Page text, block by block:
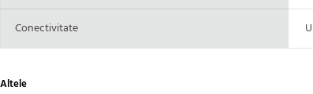
Conectivitate
Altele